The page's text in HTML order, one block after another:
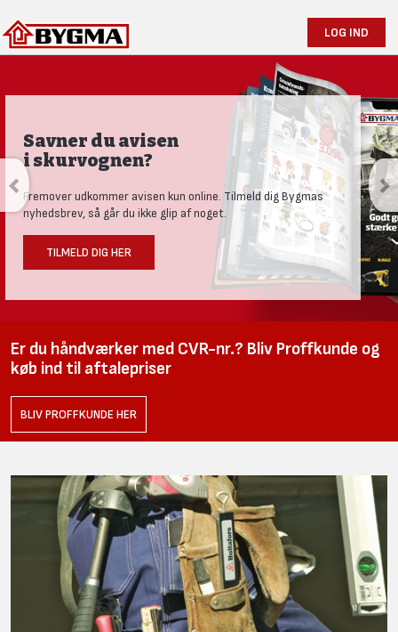
LOG IND
Savner du avisen
i skurvognen?
Fremover udkommer avisen kun online. Tilmeld dig Bygmas
nyhedsbrev, så går du ikke glip af noget.
TILMELD DIG HER
Er du håndværker med CVR-nr.? Bliv Proffkunde og
køb ind til aftalepriser
BLIV PROFFKUNDE HER